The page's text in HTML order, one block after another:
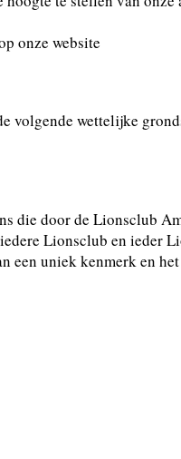
onze website
volgende wettelijke
die door de Lionsclub
Lionsclub en ieder
uniek kenmerk en